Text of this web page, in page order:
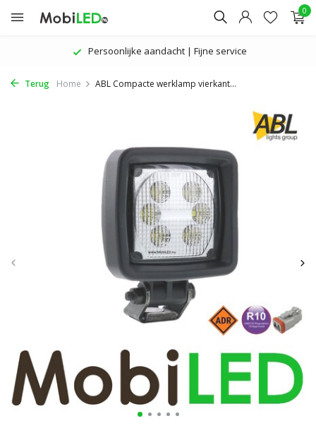
0
Persoonlijke aandacht | Fijne service
Terug Home ABL Compacte werklamp vierkant...